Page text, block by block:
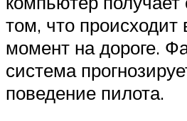
том, что происходит
момент на дороге.
система
поведение пилота.